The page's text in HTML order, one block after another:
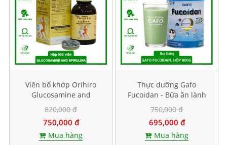
Viên bổ khớp Orihiro
Glucosamine and
Spirulina. Hộp 900 viên
820,000 đ
750,000 đ
Mua hàng
Thực dưỡng Gafo
Fucoidan - Bữa ăn lành
mạnh chuẩn y khoa. Hộp
800g
750,000 đ
695,000 đ
Mua hàng